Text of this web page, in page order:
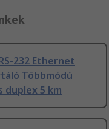
232 Ethernet
Többmódú
duplex 5 km